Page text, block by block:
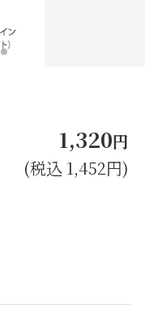
1,320円
(税込 1,452円)